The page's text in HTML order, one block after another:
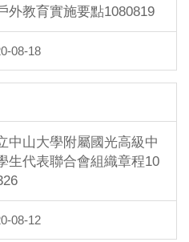
外教育實施要點1080819
08-18
中山大學附屬國光高級中
生代表聯合會組織章程10
08-12